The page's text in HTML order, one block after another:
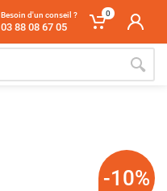
Besoin d'un conseil ?
03 88 08 67 05
0
-10%